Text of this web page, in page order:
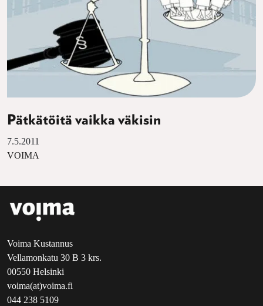
Pätkätöitä vaikka väkisin
7.5.2011
VOIMA
Voima Kustannus
Vellamonkatu 30 B 3 krs.
00550 Helsinki
voima(at)voima.fi
044 238 5109